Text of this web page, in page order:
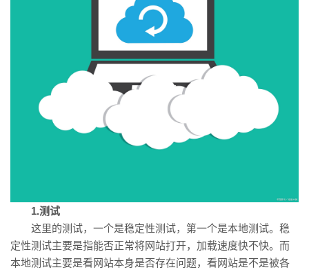
1.测试
这里的测试，一个是稳定性测试，第一个是本地测试。稳
定性测试主要是指能否正常将网站打开，加载速度快不快。而
本地测试主要是看网站本身是否存在问题，看网站是不是被各